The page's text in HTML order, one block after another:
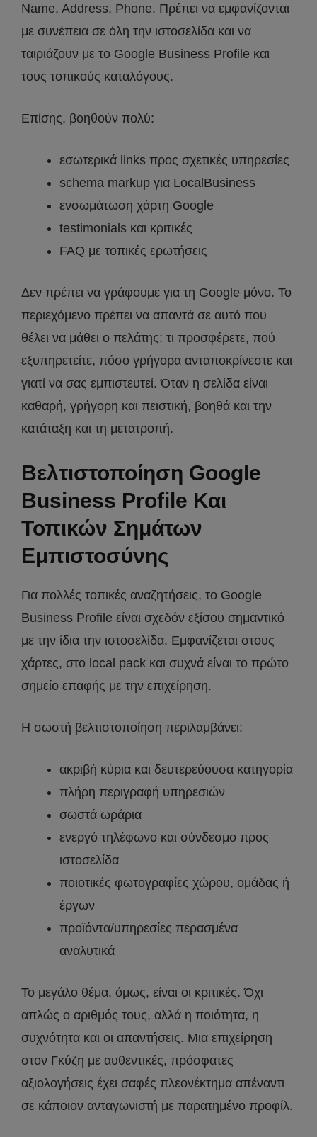
Name, Address, Phone. Πρέπει να εμφανίζονται
με συνέπεια σε όλη την ιστοσελίδα και να
ταιριάζουν με το Google Business Profile και
τους τοπικούς καταλόγους.
Επίσης, βοηθούν πολύ:
εσωτερικά links προς σχετικές υπηρεσίες
schema markup για LocalBusiness
ενσωμάτωση χάρτη Google
testimonials και κριτικές
FAQ με τοπικές ερωτήσεις
Δεν πρέπει να γράφουμε για τη Google μόνο. Το
περιεχόμενο πρέπει να απαντά σε αυτό που
θέλει να μάθει ο πελάτης: τι προσφέρετε, πού
εξυπηρετείτε, πόσο γρήγορα ανταποκρίνεστε και
γιατί να σας εμπιστευτεί. Όταν η σελίδα είναι
καθαρή, γρήγορη και πειστική, βοηθά και την
κατάταξη και τη μετατροπή.
Βελτιστοποίηση Google
Business Profile Και
Τοπικών Σημάτων
Εμπιστοσύνης
Για πολλές τοπικές αναζητήσεις, το Google
Business Profile είναι σχεδόν εξίσου σημαντικό
με την ίδια την ιστοσελίδα. Εμφανίζεται στους
χάρτες, στο local pack και συχνά είναι το πρώτο
σημείο επαφής με την επιχείρηση.
Η σωστή βελτιστοποίηση περιλαμβάνει:
ακριβή κύρια και δευτερεύουσα κατηγορία
πλήρη περιγραφή υπηρεσιών
σωστά ωράρια
ενεργό τηλέφωνο και σύνδεσμο προς
ιστοσελίδα
ποιοτικές φωτογραφίες χώρου, ομάδας ή
έργων
προϊόντα/υπηρεσίες περασμένα
αναλυτικά
Το μεγάλο θέμα, όμως, είναι οι κριτικές. Όχι
απλώς ο αριθμός τους, αλλά η ποιότητα, η
συχνότητα και οι απαντήσεις. Μια επιχείρηση
στον Γκύζη με αυθεντικές, πρόσφατες
αξιολογήσεις έχει σαφές πλεονέκτημα απέναντι
σε κάποιον ανταγωνιστή με παρατημένο προφίλ.